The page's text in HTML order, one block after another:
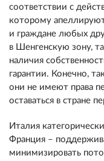
соответствии с
которому
и граждане любых
в Шенгенскую зону,
наличия
гарантии. Конечно,
они не имеют права
оставаться в стране
Италия
Франция –
минимизировать